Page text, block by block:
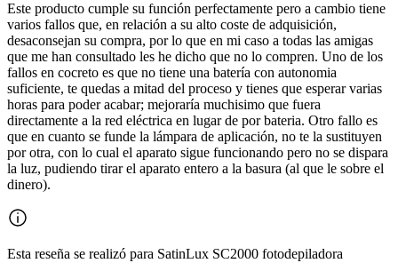
Este producto cumple su función perfectamente pero a cambio tiene
varios fallos que, en relación a su alto coste de adquisición,
desaconsejan su compra, por lo que en mi caso a todas las amigas
que me han consultado les he dicho que no lo compren. Uno de los
fallos en cocreto es que no tiene una batería con autonomia
suficiente, te quedas a mitad del proceso y tienes que esperar varias
horas para poder acabar; mejoraría muchisimo que fuera
directamente a la red eléctrica en lugar de por bateria. Otro fallo es
que en cuanto se funde la lámpara de aplicación, no te la sustituyen
por otra, con lo cual el aparato sigue funcionando pero no se dispara
la luz, pudiendo tirar el aparato entero a la basura (al que le sobre el
dinero).
Esta reseña se realizó para SatinLux SC2000 fotodepiladora